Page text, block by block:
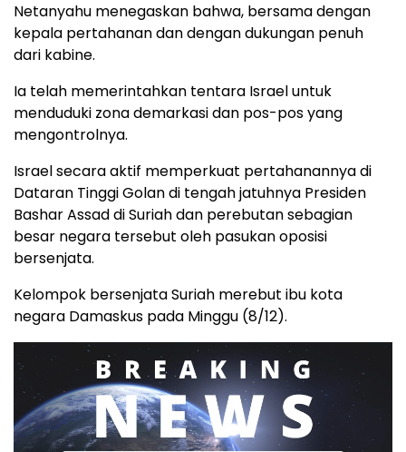
Netanyahu menegaskan bahwa, bersama dengan
kepala pertahanan dan dengan dukungan penuh
dari kabine.
Ia telah memerintahkan tentara Israel untuk
menduduki zona demarkasi dan pos-pos yang
mengontrolnya.
Israel secara aktif memperkuat pertahanannya di
Dataran Tinggi Golan di tengah jatuhnya Presiden
Bashar Assad di Suriah dan perebutan sebagian
besar negara tersebut oleh pasukan oposisi
bersenjata.
Kelompok bersenjata Suriah merebut ibu kota
negara Damaskus pada Minggu (8/12).